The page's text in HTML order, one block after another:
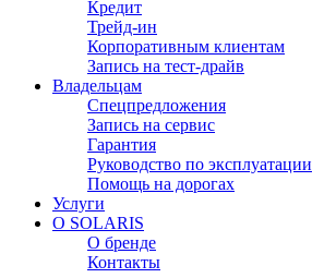
Кредит
Трейд-ин
Корпоративным клиентам
Запись на тест-драйв
Владельцам
Спецпредложения
Запись на сервис
Гарантия
Руководство по эксплуатации
Помощь на дорогах
Услуги
О SOLARIS
О бренде
Контакты